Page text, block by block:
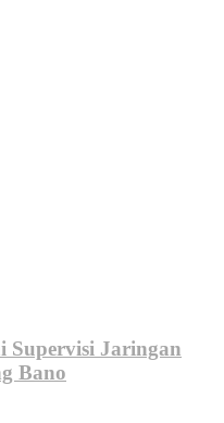
Supervisi Jaringan
Bano